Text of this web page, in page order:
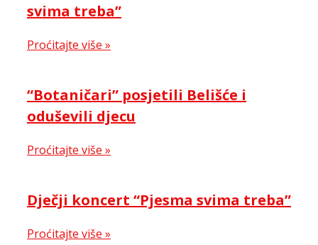
svima treba”
Proćitajte više »
“Botaničari” posjetili Belišće i
oduševili djecu
Proćitajte više »
Dječji koncert “Pjesma svima treba”
Proćitajte više »